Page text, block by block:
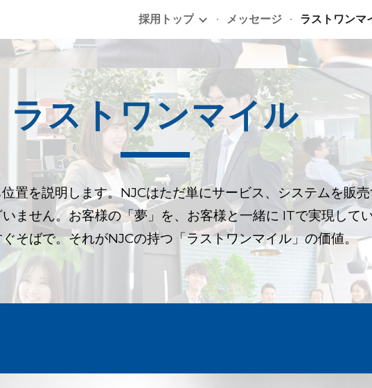
Skip to navigation
採用トップ メッセージ ラストワンマ
ラストワンマイル
置を説明します。NJCはただ単にサービス、システムを販
ません。お客様の「夢」を、お客様と一緒に ITで実現して
そばで。それがNJCの持つ「ラストワンマイル」の価値。